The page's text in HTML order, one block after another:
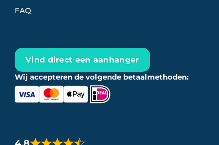
FAQ
Vind direct een aanhanger
Wij accepteren de volgende betaalmethoden: